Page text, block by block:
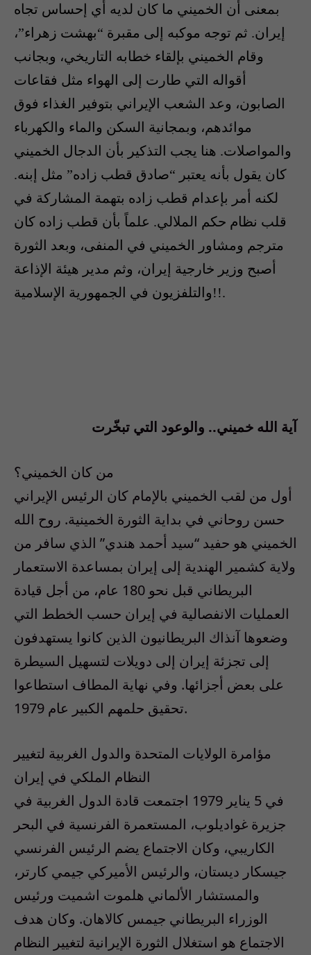
بمعنى أن الخميني ما كان لديه أي إحساس تجاه
إيران. ثم توجه موكبه إلى مقبرة “بهشت زهراء”،
وقام الخميني بإلقاء خطابه التاريخي، وبجانب
أقواله التي طارت إلى الهواء مثل فقاعات
الصابون، وعد الشعب الإيراني بتوفير الغذاء فوق
موائدهم، وبمجانية السكن والماء والكهرباء
والمواصلات. هنا يجب التذكير بأن الدجال الخميني
كان يقول بأنه يعتبر “صادق قطب زاده” مثل إبنه.
لكنه أمر بإعدام قطب زاده بتهمة المشاركة في
قلب نظام حكم الملالي. علماً بأن قطب زاده كان
مترجم ومشاور الخميني في المنفى، وبعد الثورة
أصبح وزير خارجية إيران، وثم مدير هيئة الإذاعة
والتلفزيون في الجمهورية الإسلامية!!.
آية الله خميني.. والوعود التي تبخّرت
من كان الخميني؟
أول من لقب الخميني بالإمام كان الرئيس الإيراني
حسن روحاني في بداية الثورة الخمينية. روح الله
الخميني هو حفيد “سيد أحمد هندي” الذي سافر من
ولاية كشمير الهندية إلى إيران بمساعدة الاستعمار
البريطاني قبل نحو 180 عام، من أجل قيادة
العمليات الانفصالية في إيران حسب الخطط التي
وضعوها آنذاك البريطانيون الذين كانوا يستهدفون
إلى تجزئة إيران إلى دويلات لتسهيل السيطرة
على بعض أجزائها. وفي نهاية المطاف استطاعوا
تحقيق حلمهم الكبير عام 1979.
مؤامرة الولايات المتحدة والدول الغربية لتغيير
النظام الملكي في إيران
في 5 يناير 1979 اجتمعت قادة الدول الغربية في
جزيرة غواديلوب، المستعمرة الفرنسية في البحر
الكاريبي، وكان الاجتماع يضم الرئيس الفرنسي
جيسكار ديستان، والرئيس الأميركي جيمي كارتر،
والمستشار الألماني هلموت اشميت ورئيس
الوزراء البريطاني جيمس كالاهان. وكان هدف
الاجتماع هو استغلال الثورة الإيرانية لتغيير النظام